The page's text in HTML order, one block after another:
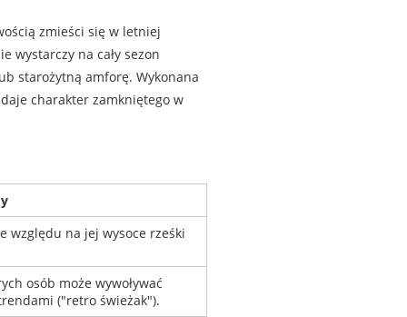
zmieści się w letniej
wystarczy na cały sezon
starożytną amforę. Wykonana
charakter zamkniętego w
względu na jej wysoce rześki
osób może wywoływać
("retro świeżak").